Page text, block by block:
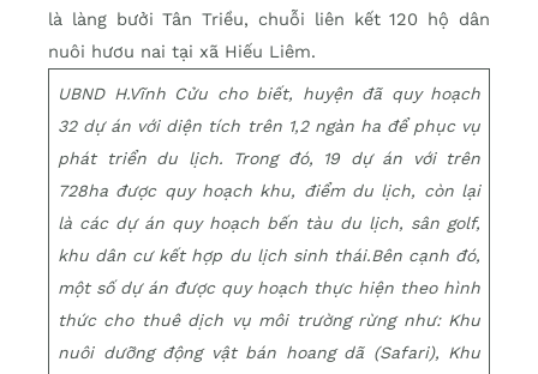
là làng bưởi Tân Triều, chuỗi liên kết 120 hộ dân
nuôi hươu nai tại xã Hiếu Liêm.
UBND H.Vĩnh Cửu cho biết, huyện đã quy hoạch
32 dự án với diện tích trên 1,2 ngàn ha để phục vụ
phát triển du lịch. Trong đó, 19 dự án với trên
728ha được quy hoạch khu, điểm du lịch, còn lại
là các dự án quy hoạch bến tàu du lịch, sân golf,
khu dân cư kết hợp du lịch sinh thái.Bên cạnh đó,
một số dự án được quy hoạch thực hiện theo hình
thức cho thuê dịch vụ môi trường rừng như: Khu
nuôi dưỡng động vật bán hoang dã (Safari), Khu